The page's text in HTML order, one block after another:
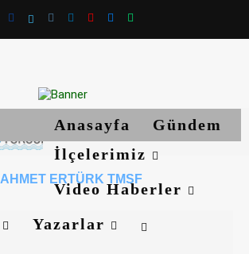
Anasayfa
Gündem
İlçelerimiz
Video Haberler
Yazarlar
AHMET ERTÜRK TMSF